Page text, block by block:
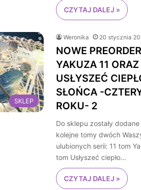
CZYTAJ DALEJ »
SKLEP
Weronika 20 stycznia
NOWE
YAKUZA 11 ORAZ
USŁYSZEĆ
SŁOŃCA -
ROKU- 2
Do sklepu zostały
kolejne tomy dwóch
ulubionych serii: 11 tom
tom Usłyszeć ciepło…
CZYTAJ DALEJ »